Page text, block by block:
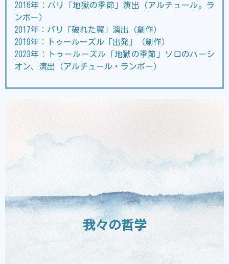
2016年：パリ「地獄の季節」演出（アルチュール。ラ
ンボー）
2017年：パリ「破れた翼」演出（創作）
2019年：トゥールーズル「出発」（創作）
2023年：トゥールーズル「地獄の季節」ソロのバーシ
オン、演出（アルチュール ・ ランボー）
我々の哲学
お客様へ
我々にとって演劇とは、様々な人間が一か所に
り上げることです。
これは、我々の一番の目的であり、また、それ
らをお客様と共有出来る機会を作ることを目標
としています。
お客様がいなければ、我々も存在しないも同然
です。従って、観客の喜びを常に念頭において